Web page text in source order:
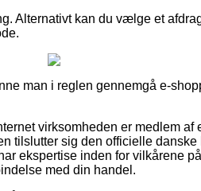
Alternativt kan du vælge et
man i reglen gennemgå e-
virksomheden er medlem
tilslutter sig den officielle
ekspertise inden for vilkårene
med din handel.